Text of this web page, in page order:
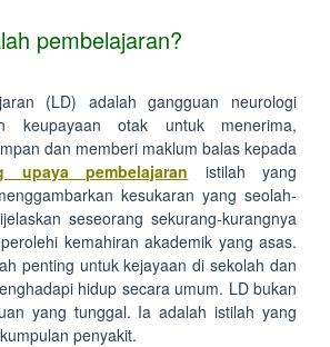
pembelajaran?
(LD) adalah gangguan neurologi
keupayaan otak untuk menerima,
dan memberi maklum balas kepada
upaya pembelajaran istilah yang
kesukaran yang seolah-
seseorang sekurang-kurangnya
kemahiran akademik yang asas.
penting untuk kejayaan di sekolah dan
hidup secara umum. LD bukan
yang tunggal. Ia adalah istilah yang
penyakit.